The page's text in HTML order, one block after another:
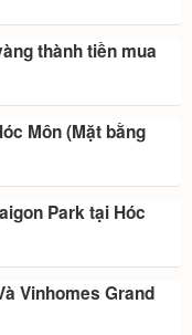
thành tiền mua
Môn (Mặt bằng
Park tại Hóc
Vinhomes Grand